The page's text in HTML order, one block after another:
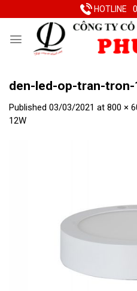
to
HOTLINE
den-led-op-tran-tron-
Published 03/03/2021 at 800 ×
12W